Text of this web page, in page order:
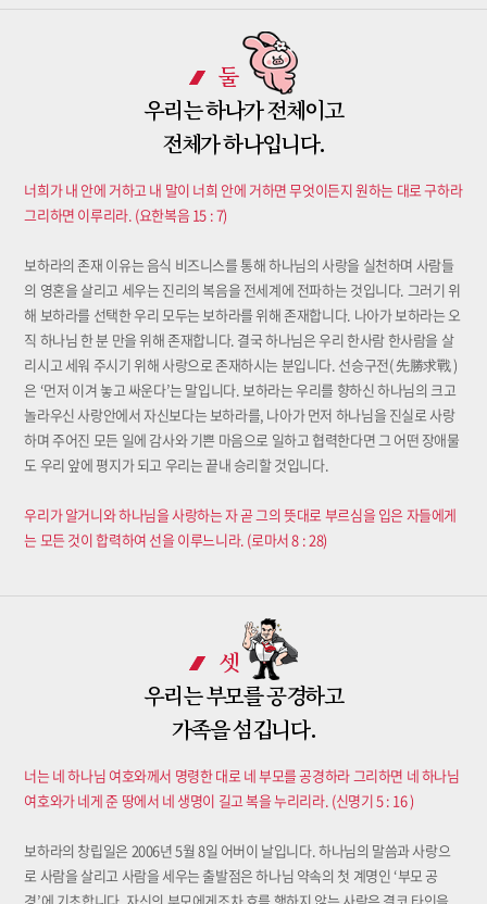
둘
우리는 하나가 전체이고
전체가 하나입니다.
너희가 내 안에 거하고 내 말이 너희 안에 거하면 무엇이든지 원하는 대로 구하라
그리하면 이루리라. (요한복음 15 : 7)
보하라의 존재 이유는 음식 비즈니스를 통해 하나님의 사랑을 실천하며 사람들
의 영혼을 살리고 세우는 진리의 복음을 전세계에 전파하는 것입니다. 그러기 위
해 보하라를 선택한 우리 모두는 보하라를 위해 존재합니다. 나아가 보하라는 오
직 하나님 한 분 만을 위해 존재합니다. 결국 하나님은 우리 한사람 한사람을 살
리시고 세워 주시기 위해 사랑으로 존재하시는 분입니다. 선승구전( 先勝求戰 )
은 ‘먼저 이겨 놓고 싸운다’는 말입니다. 보하라는 우리를 향하신 하나님의 크고
놀라우신 사랑안에서 자신보다는 보하라를, 나아가 먼저 하나님을 진실로 사랑
하며 주어진 모든 일에 감사와 기쁜 마음으로 일하고 협력한다면 그 어떤 장애물
도 우리 앞에 평지가 되고 우리는 끝내 승리할 것입니다.
우리가 알거니와 하나님을 사랑하는 자 곧 그의 뜻대로 부르심을 입은 자들에게
는 모든 것이 합력하여 선을 이루느니라. (로마서 8 : 28)
셋
우리는 부모를 공경하고
가족을 섬깁니다.
너는 네 하나님 여호와께서 명령한 대로 네 부모를 공경하라 그리하면 네 하나님
여호와가 네게 준 땅에서 네 생명이 길고 복을 누리리라. (신명기 5 : 16 )
보하라의 창립일은 2006년 5월 8일 어버이 날입니다. 하나님의 말씀과 사랑으
로 사람을 살리고 사람을 세우는 출발점은 하나님 약속의 첫 계명인 ‘부모 공